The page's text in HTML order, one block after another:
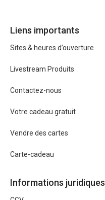
Liens importants
Sites & heures d’ouverture
Livestream Produits
Contactez-nous
Votre cadeau gratuit
Vendre des cartes
Carte-cadeau
Informations juridiques